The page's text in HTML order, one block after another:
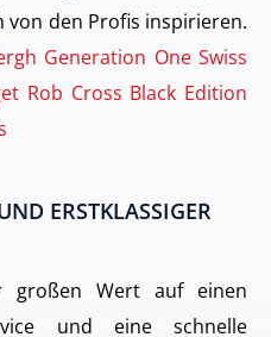
von den Profis inspirieren.
Generation One Swiss
Rob Cross Black Edition
ERSTKLASSIGER
großen Wert auf einen
und eine schnelle